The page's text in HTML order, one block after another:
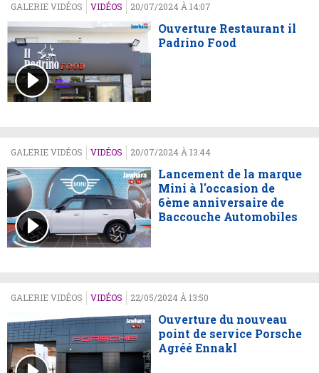
GALERIE VIDÉOS VIDÉOS 20/07/2024 À 14:07
Ouverture Restaurant il
Padrino Food
GALERIE VIDÉOS VIDÉOS 20/07/2024 À 13:44
Lancement de la marque
Mini à l'occasion de
6ème anniversaire de
Baccouche Automobiles
GALERIE VIDÉOS VIDÉOS 22/05/2024 À 13:50
Ouverture du nouveau
point de service Porsche
Agréé Ennakl